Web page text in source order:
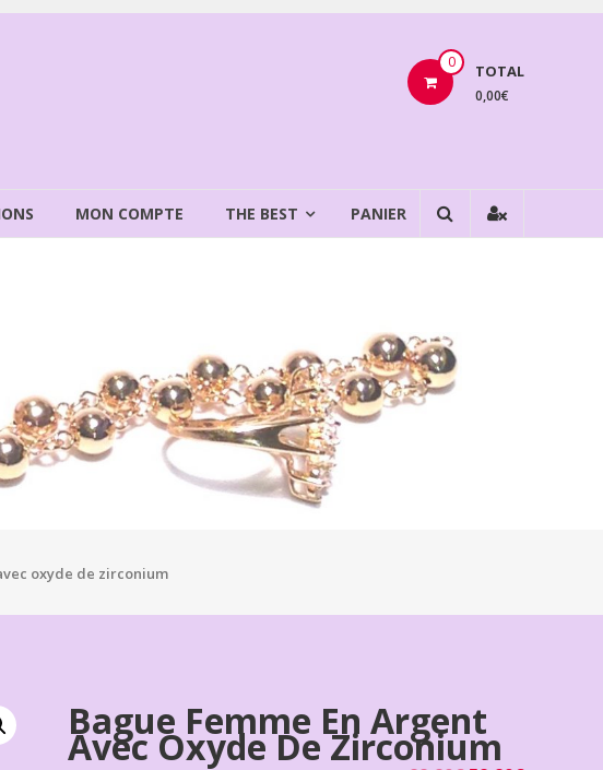
0 TOTAL
0,00€
MON COMPTE THE BEST PANIER
oxyde de zirconium
Bague Femme En Argent
Avec Oxyde De Zirconium